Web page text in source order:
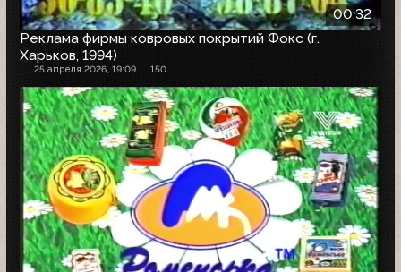
00:32
Реклама фирмы ковровых покрытий Фокс (г.
Харьков, 1994)
25 апреля 2026, 19:09 150